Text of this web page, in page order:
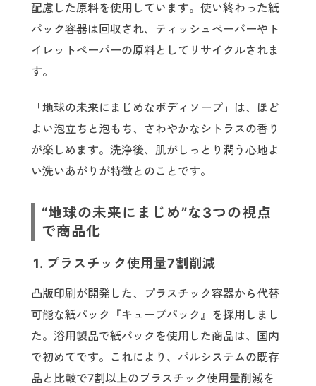
配慮した原料を使用しています。使い終わった紙
パック容器は回収され、ティッシュペーパーやト
イレットペーパーの原料としてリサイクルされま
す。
「地球の未来にまじめなボディソープ」は、ほど
よい泡立ちと泡もち、さわやかなシトラスの香り
が楽しめます。洗浄後、肌がしっとり潤う心地よ
い洗いあがりが特徴とのことです。
“地球の未来にまじめ”な3つの視点
で商品化
1. プラスチック使用量7割削減
凸版印刷が開発した、プラスチック容器から代替
可能な紙パック『キューブパック』を採用しまし
た。浴用製品で紙パックを使用した商品は、国内
で初めてです。これにより、パルシステムの既存
品と比較で7割以上のプラスチック使用量削減を